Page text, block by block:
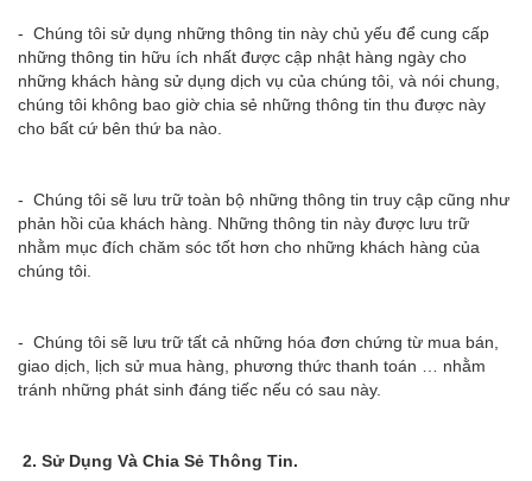
- Chúng tôi sử dụng những thông tin này chủ yếu để cung cấp
những thông tin hữu ích nhất được cập nhật hàng ngày cho
những khách hàng sử dụng dịch vụ của chúng tôi, và nói chung,
chúng tôi không bao giờ chia sẻ những thông tin thu được này
cho bất cứ bên thứ ba nào.
- Chúng tôi sẽ lưu trữ toàn bộ những thông tin truy cập cũng như
phản hồi của khách hàng. Những thông tin này được lưu trữ
nhằm mục đích chăm sóc tốt hơn cho những khách hàng của
chúng tôi.
- Chúng tôi sẽ lưu trữ tất cả những hóa đơn chứng từ mua bán,
giao dịch, lịch sử mua hàng, phương thức thanh toán … nhằm
tránh những phát sinh đáng tiếc nếu có sau này.
2. Sử Dụng Và Chia Sẻ Thông Tin.